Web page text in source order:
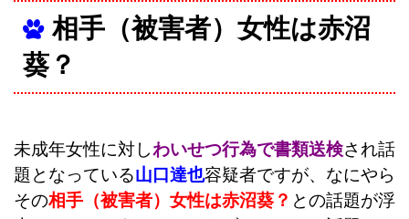
相手（被害者）女性は赤沼
葵？
未成年女性に対しわいせつ行為で書類送検され話
題となっている山口達也容疑者ですが、なにやら
その相手（被害者）女性は赤沼葵？ との話題が浮